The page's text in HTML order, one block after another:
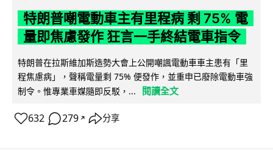
特朗普嘲電動車主有里程病 剩 75% 電
量即焦慮發作 狂言一手終結電車指令
特朗普在拉斯維加斯造勢大會上公開嘲諷電動車車主患有「里
程焦慮病」，聲稱電量剩 75% 便發作，並重申已廢除電動車強
制令。惟專業車媒隨即反駁，...
閱讀全文
632 279 ↗ 分享